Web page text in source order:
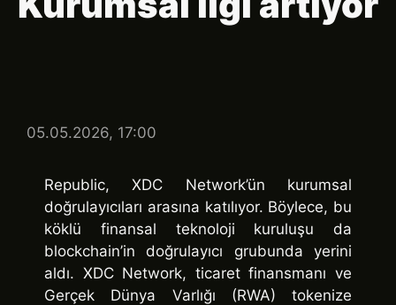
05.05.2026, 17:00
Republic, XDC Network’ün kurumsal
doğrulayıcıları arasına katılıyor. Böylece, bu
köklü finansal teknoloji kuruluşu da
blockchain’in doğrulayıcı grubunda yerini
aldı. XDC Network, ticaret finansmanı ve
Gerçek Dünya Varlığı (RWA) tokenize